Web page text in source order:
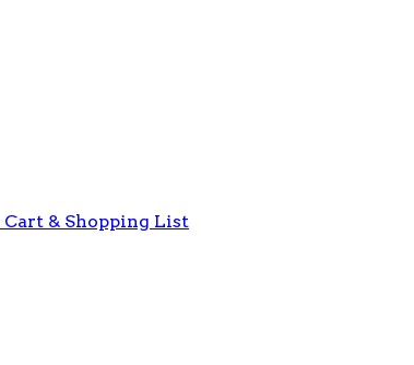
Cart & Shopping List